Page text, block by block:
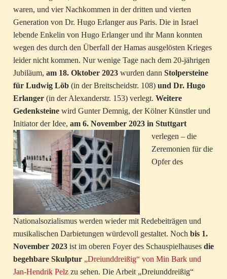
waren, und vier Nachkommen in der dritten und vierten
Generation von Dr. Hugo Erlanger aus Paris. Die in Israel
lebende Enkelin von Hugo Erlanger und ihr Mann konnten
wegen des durch den Überfall der Hamas ausgelösten Krieges
leider nicht kommen. Nur wenige Tage nach dem 20-jährigen
Jubiläum, am 18. Oktober 2023 wurden dann Stolpersteine
für Ludwig Löb (in der Breitscheidstr. 108) und Dr. Hugo
Erlanger (in der Alexanderstr. 153) verlegt. Weitere
Gedenksteine wird Gunter Demnig, der Kölner Künstler und
Initiator der Idee, am 6. November 2023 in Stuttgart
verlegen – die
Zeremonien für die
Opfer des
Nationalsozialismus werden wieder mit Redebeiträgen und
musikalischen Darbietungen würdevoll gestaltet. Noch bis 1.
November 2023 ist im oberen Foyer des Schauspielhauses die
begehbare Skulptur „Dreiunddreißig“ von Min Bark und
Jan-Hendrik Pelz zu sehen. Die Arbeit „Dreiunddreißig“